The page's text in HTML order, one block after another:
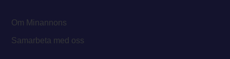
Om Minannons
Samarbeta med oss